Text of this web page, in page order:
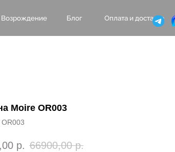
Монтаж
Оплата и доставка
Блог
Moire OR003
OR003
р. 66900,00 р.